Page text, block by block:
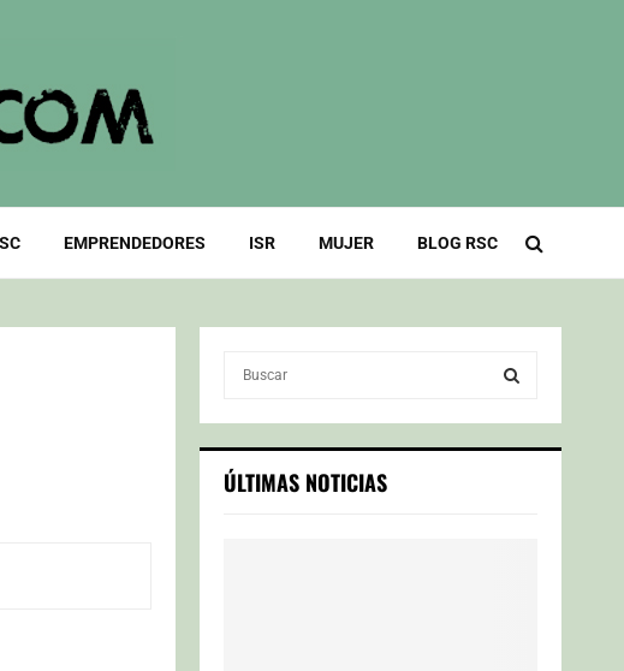
EMPRENDEDORES ISR MUJER BLOG RSC
c
h
S
ÚLTIMAS NOTICIAS